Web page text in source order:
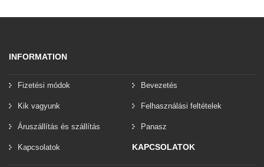
INFORMATION
Fizetési módok Bevezetés
Kik vagyunk Felhasználási feltételek
Áruszállítás és szállítás Panasz
Kapcsolatok KAPCSOLATOK